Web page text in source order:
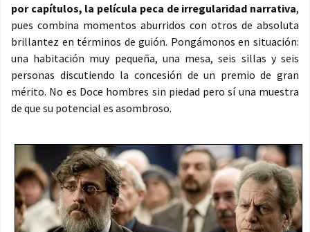
por capítulos, la película peca de irregularidad narrativa,
pues combina momentos aburridos con otros de absoluta
brillantez en términos de guión. Pongámonos en situación:
una habitación muy pequeña, una mesa, seis sillas y seis
personas discutiendo la concesión de un premio de gran
mérito. No es Doce hombres sin piedad pero sí una muestra
de que su potencial es asombroso.